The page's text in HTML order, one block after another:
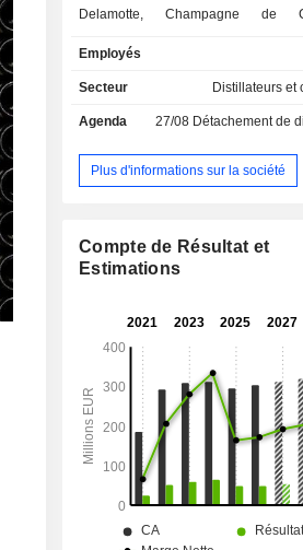
Delamotte, Champagne de
commercialisation des produits est
travers de magasins spécialisés
et moyennes surfaces et par le biais
la suivante : France (17,8%), Europe
autres (37,5%).
Employés
Secteur Distillateurs et
Agenda 27/08 Détachement de
Plus d'informations sur la société
Compte de Résultat et
Estimations